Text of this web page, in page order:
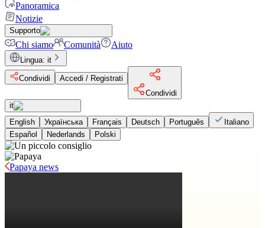
Panoramica
Notizie
Supporto
Chi siamo Comunità Aiuto
Lingua: it
Condividi
Accedi / Registrati
Condividi
it
English
Українська Français Deutsch Português
Italiano
Español
Nederlands Polski
Papaya news